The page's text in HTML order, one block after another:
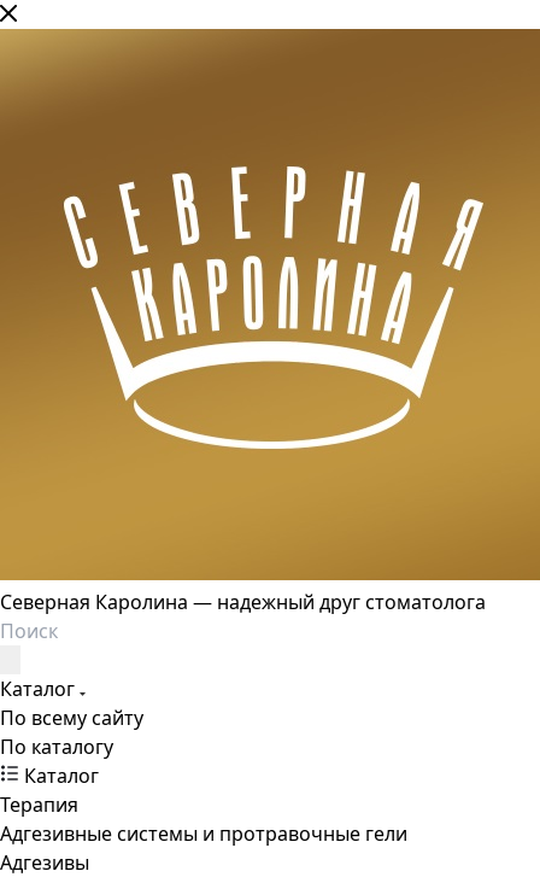
Северная Каролина — надежный друг стоматолога
Каталог
По всему сайту
По каталогу
Каталог
Терапия
Адгезивные системы и протравочные гели
Адгезивы